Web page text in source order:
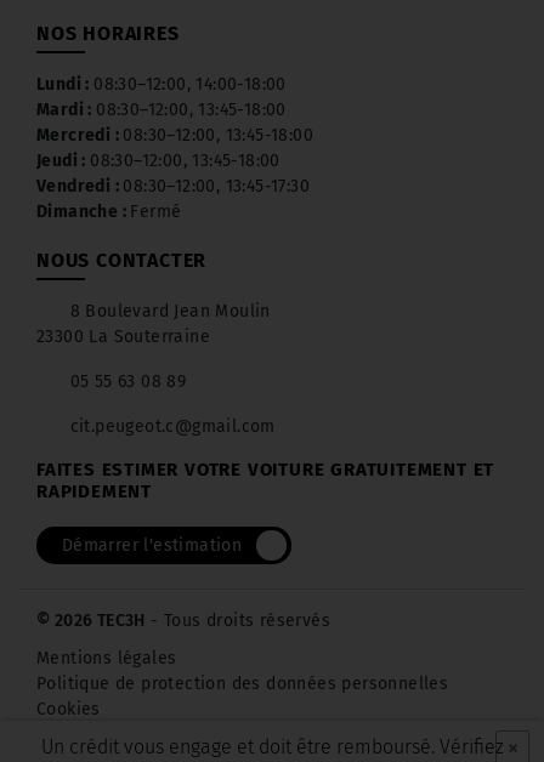
NOS HORAIRES
Lundi : 08:30–12:00, 14:00-18:00
Mardi : 08:30–12:00, 13:45-18:00
Mercredi : 08:30–12:00, 13:45-18:00
Jeudi : 08:30–12:00, 13:45-18:00
Vendredi : 08:30–12:00, 13:45-17:30
Dimanche : Fermé
NOUS CONTACTER
8 Boulevard Jean Moulin
23300 La Souterraine
05 55 63 08 89
cit.peugeot.c@gmail.com
FAITES ESTIMER VOTRE VOITURE GRATUITEMENT ET
RAPIDEMENT
Démarrer l'estimation
© 2026 TEC3H - Tous droits réservés
Mentions légales
Politique de protection des données personnelles
Cookies
Un crédit vous engage et doit être remboursé. Vérifiez ×